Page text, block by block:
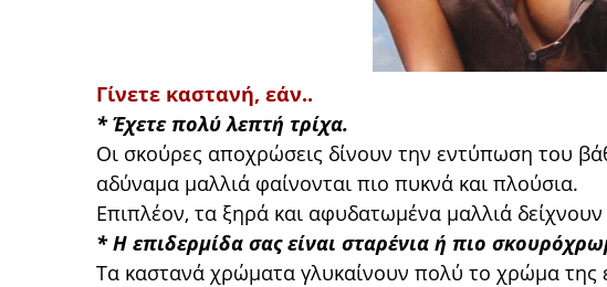
Γίνετε καστανή, εάν..
* Έχετε πολύ λεπτή τρίχα.
Οι σκούρες αποχρώσεις δίνουν την εντύπωση του
αδύναμα μαλλιά φαίνονται πιο πυκνά και πλούσια.
Επιπλέον, τα ξηρά και αφυδατωμένα μαλλιά
* Η επιδερμίδα σας είναι σταρένια ή πιο
Τα καστανά χρώματα γλυκαίνουν πολύ το χρώμα της